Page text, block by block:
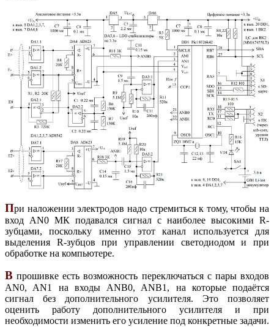
При наложении электродов надо стремиться к тому, чтобы на
вход AN0 МК подавался сигнал с наиболее высокими R-
зубцами, поскольку именно этот канал используется для
выделения R-зубцов при управлении светодиодом и при
обработке на компьютере.
В прошивке есть возможность переключаться с пары входов
AN0, AN1 на входы ANB0, ANB1, на которые подаётся
сигнал без дополнительного усилителя. Это позволяет
оценить работу дополнительного усилителя и при
необходимости изменить его усиление под конкретные задачи.